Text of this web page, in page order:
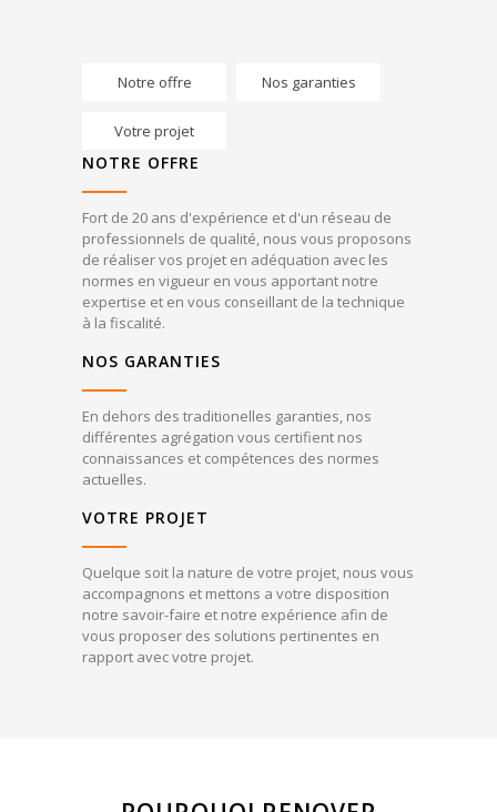
Notre offre Nos garanties
Votre projet
NOTRE OFFRE
Fort de 20 ans d'expérience et d'un réseau de
professionnels de qualité, nous vous proposons
de réaliser vos projet en adéquation avec les
normes en vigueur en vous apportant notre
expertise et en vous conseillant de la technique
à la fiscalité.
NOS GARANTIES
En dehors des traditionelles garanties, nos
différentes agrégation vous certifient nos
connaissances et compétences des normes
actuelles.
VOTRE PROJET
Quelque soit la nature de votre projet, nous vous
accompagnons et mettons a votre disposition
notre savoir-faire et notre expérience afin de
vous proposer des solutions pertinentes en
rapport avec votre projet.